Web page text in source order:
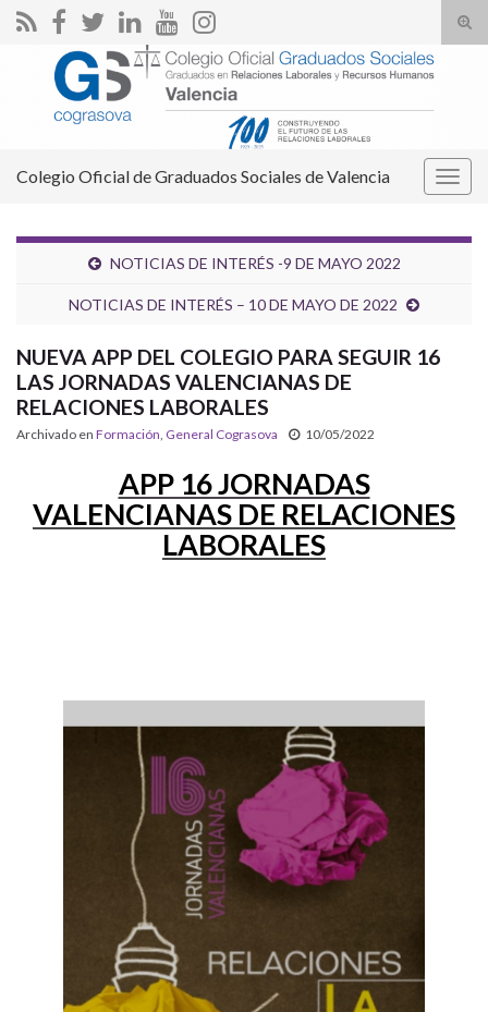
el
Search for:
Colegio Oficial de Graduados Sociales de Valencia
NOTICIAS DE INTERÉS -9 DE MAYO 2022
NOTICIAS DE INTERÉS – 10 DE MAYO DE 2022
NUEVA APP DEL COLEGIO PARA SEGUIR 16
LAS JORNADAS VALENCIANAS DE
RELACIONES LABORALES
Archivado en Formación General Cograsova 10/05/2022
APP 16 JORNADAS
VALENCIANAS DE RELACIONES
LABORALES